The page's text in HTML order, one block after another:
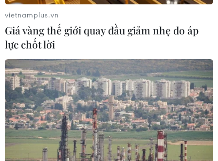
không rõ nguồn gốc đang trên đường vận chuyển về
chợ Long Biên tiêu thụ.
vietnamplus.vn
Giá vàng thế giới quay đầu giảm nhẹ do áp
lực chốt lời